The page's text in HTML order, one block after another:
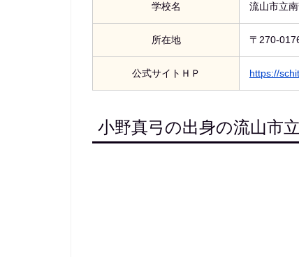
学校名 流山市立
所在地 〒270-
公式サイトＨＰ https://
小野真弓の出身の流山市